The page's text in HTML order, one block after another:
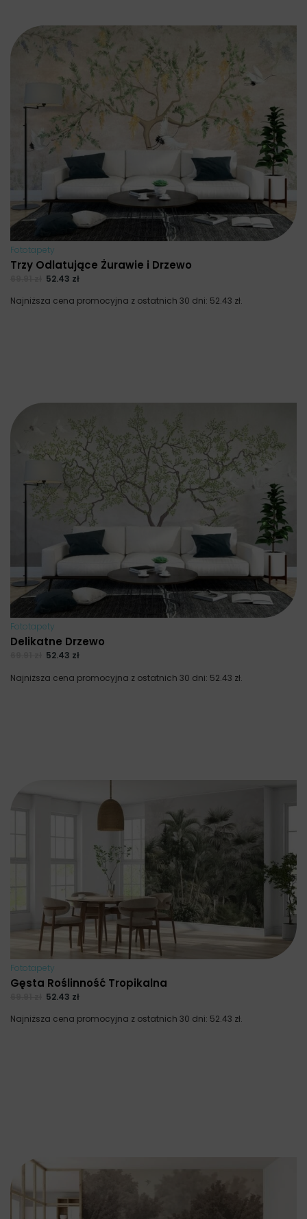
Fototapety
Trzy Odlatujące Żurawie i Drzewo
52.43 zł
Najniższa cena promocyjna z ostatnich 30 dni: 52.43 zł.
Fototapety
Delikatne Drzewo
52.43 zł
Najniższa cena promocyjna z ostatnich 30 dni: 52.43 zł.
Fototapety
Gęsta Roślinność Tropikalna
52.43 zł
Najniższa cena promocyjna z ostatnich 30 dni: 52.43 zł.